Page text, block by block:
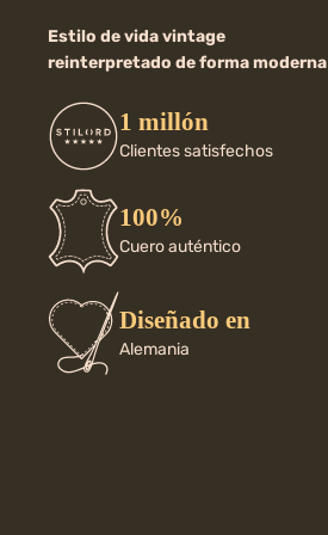
Estilo de vida vintage
reinterpretado de forma moderna
1 millón
Clientes satisfechos
100%
Cuero auténtico
Diseñado en
Alemania